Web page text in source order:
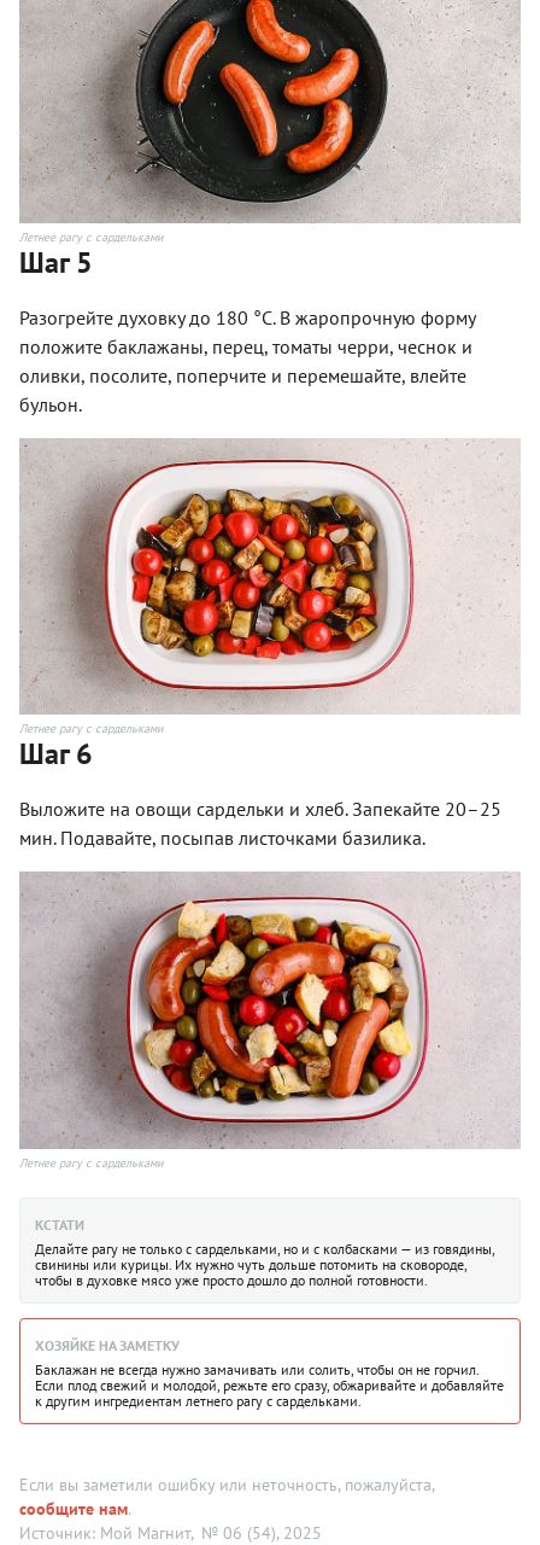
Летнее рагу с сардельками
Шаг 5
Разогрейте духовку до 180 °С. В жаропрочную форму
положите баклажаны, перец, томаты черри, чеснок и
оливки, посолите, поперчите и перемешайте, влейте
бульон.
Летнее рагу с сардельками
Шаг 6
Выложите на овощи сардельки и хлеб. Запекайте 20–25
мин. Подавайте, посыпав листочками базилика.
Летнее рагу с сардельками
КСТАТИ
Делайте рагу не только с сардельками, но и с колбасками — из говядины,
свинины или курицы. Их нужно чуть дольше потомить на сковороде,
чтобы в духовке мясо уже просто дошло до полной готовности.
ХОЗЯЙКЕ НА ЗАМЕТКУ
Баклажан не всегда нужно замачивать или солить, чтобы он не горчил.
Если плод свежий и молодой, режьте его сразу, обжаривайте и добавляйте
к другим ингредиентам летнего рагу с сардельками.
Если вы заметили ошибку или неточность, пожалуйста,
сообщите нам.
Источник: Мой Магнит, № 06 (54), 2025